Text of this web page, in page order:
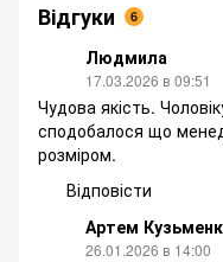
Відгуки 6
Людмила
17.03.2026 в 09:51
Чудова якість.
сподобалося що
розміром.
Відповісти
Артем
26.01.2026 в 14:00